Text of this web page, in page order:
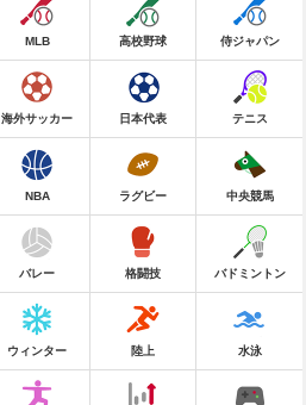
MLB 高校野球 侍ジャパン
海外サッカー 日本代表 テニス
NBA ラグビー 中央競馬
バレー 格闘技 バドミントン
ウィンター 陸上 水泳